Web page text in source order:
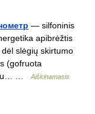
— silfoninis
apibrėžtis
slėgių skirtumo
(gofruota
su… …
Aiškinamasis